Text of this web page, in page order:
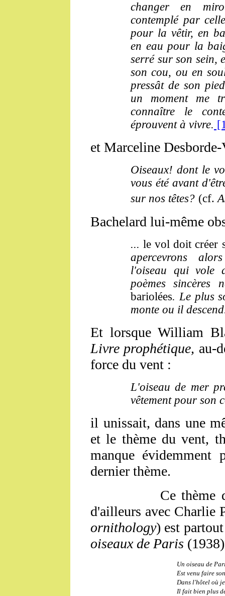
changer en
contemplé par
pour la vêtir, en
en eau pour la
serré sur son sein,
son cou, ou en
pressât de son
un moment me
connaître le
éprouvent à vivre.
et Marceline
Oiseaux! dont le
vous été avant
sur nos têtes? (cf.
Bachelard lui-même
...le vol doit créer
apercevrons
l'oiseau qui vole
poèmes sincères
bariolées. Le plus
monte ou il
Et lorsque William
Livre prophétique, au-
force du vent :
L'oiseau de mer
vêtement pour son
il unissait, dans une
et le thème du vent,
manque évidemment
dernier thème.
Ce thème de
d'ailleurs avec Charlie
ornithology) est
oiseaux de Paris
Un oiseau de
Est venu faire
Dans l'hôtel où
Il fait bien plus